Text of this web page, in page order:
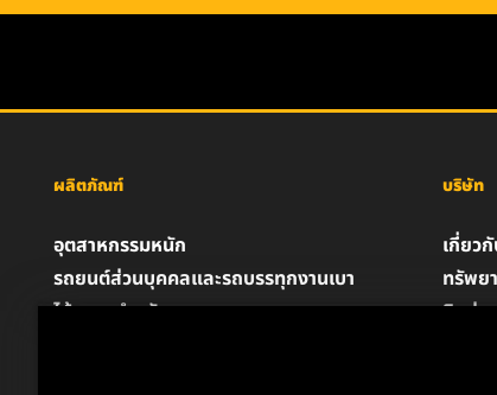
ผลิตภัณฑ์
อุตสาหกรรมหนัก
รถยนต์ส่วนบุคคลและรถบรรทุกงานเบา
ไส้กรองสำหรับอุตสาหกรรม
บริษัท
เกี่ยวกั
ทรัพย
ติดต่อ